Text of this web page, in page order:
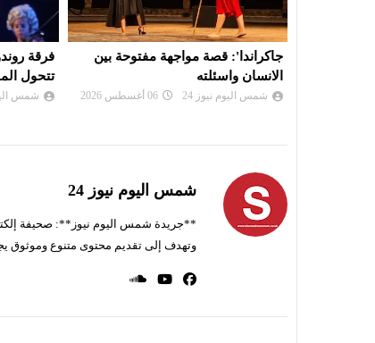
فرقة روندو فينيزيانو الإيطالية.. عندما
تتحول الموسيقى إلى ذاكرة حية
شمس اليوم نيوز 24 05 أغسطس 2026
"بنات
تحرير
شمس
شمس اليوم نيوز 24
**جريدة شمس اليوم نيوز**: صحيفة
وتهدف إلى تقديم محتوى متنوع وموثوق